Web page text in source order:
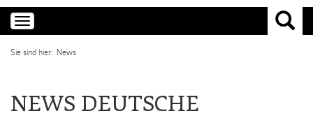
Toggle
navigation
Sie sind hier: News
NEWS DEUTSCHE